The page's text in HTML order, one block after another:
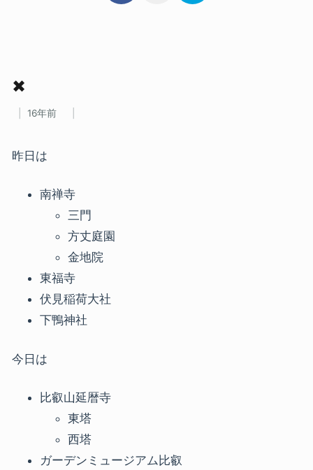
✖
16年前
昨日は
南禅寺
三門
方丈庭園
金地院
東福寺
伏見稲荷大社
下鴨神社
今日は
比叡山延暦寺
東塔
西塔
ガーデンミュージアム比叡